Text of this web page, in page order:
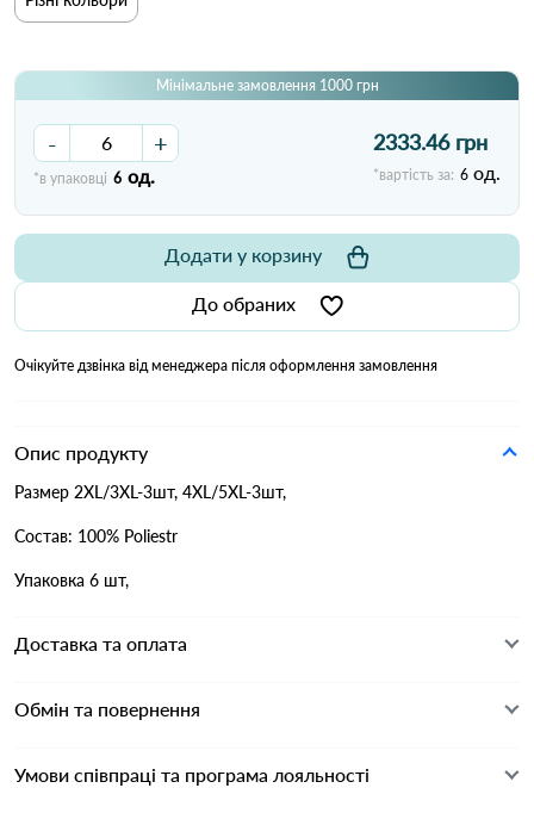
Мінімальне замовлення 1000 грн
- +
*в упаковці 6 од.
2333.46 грн
*вартість за: 6 од.
До обраних
Додати у корзину
Очікуйте дзвінка від менеджера після оформлення замовлення
Опис продукту
Размер 2XL/3XL-3шт, 4XL/5XL-3шт,
Состав: 100% Poliestr
Упаковка 6 шт,
Доставка та оплата
Обмін та повернення
Умови співпраці та програма лояльності